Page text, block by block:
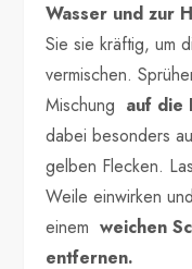
Wasser und zur
Sie sie kräftig, um
vermischen.
Mischung auf die
dabei besonders
gelben Flecken.
Weile einwirken
einemweichen
entfernen.